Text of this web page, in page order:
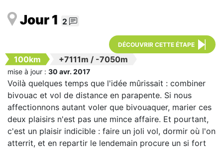
Jour 1 2
DÉCOUVRIR CETTE ÉTAPE
100km +7111m / -7050m
mise à jour : 30 avr. 2017
Voilà quelques temps que l'idée mûrissait : combiner
bivouac et vol de distance en parapente. Si nous
affectionnons autant voler que bivouaquer, marier ces
deux plaisirs n'est pas une mince affaire. Et pourtant,
c'est un plaisir indicible : faire un joli vol, dormir où l'on
atterrit, et en repartir le lendemain procure un si fort